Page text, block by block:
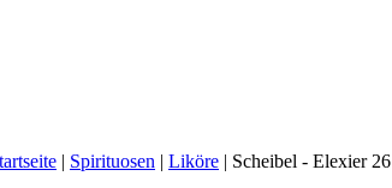
| Spirituosen | Liköre | Scheibel - Elexier 26